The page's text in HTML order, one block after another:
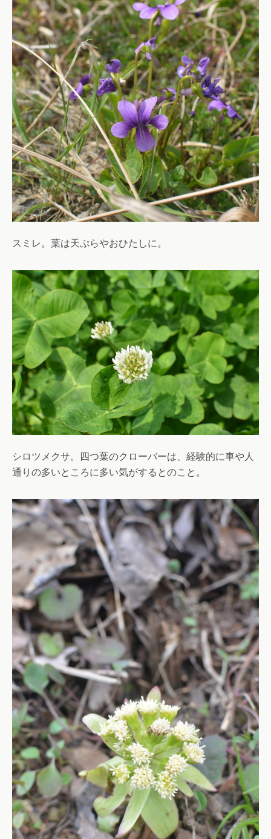
スミレ。葉は天ぷらやおひたしに。
シロツメクサ。四つ葉のクローバーは、経験的に車や人
通りの多いところに多い気がするとのこと。